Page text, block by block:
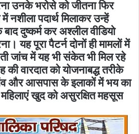
उनके भरोसे को जीतना फिर
नशीला पदार्थ मिलाकर उन्हें
दुष्कर्म कर अश्लील वीडियो
यह पूरा पैटर्न दोनों ही मामलों में
जांच में यह भी संकेत भी मिल रहे
वारदात को योजनाबद्ध तरीके
और आसपास के इलाकों में भय का
खुद को असुरक्षित महसूस